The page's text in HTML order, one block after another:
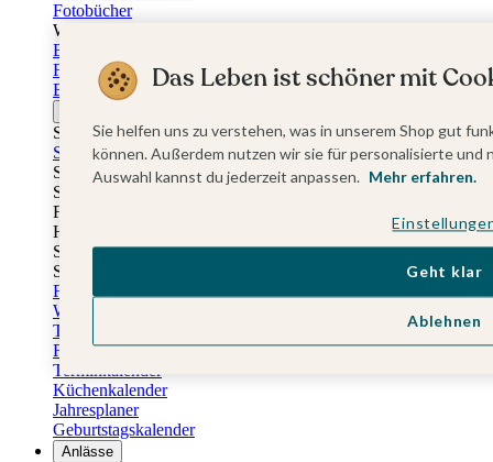
Fotobücher
Wandbilder & Poster
Bilderboxen
Fotohalter
Bilderrahmen
Stoffeinband mit Foto
Softcover mit Foto
Stoffeinband mit Veredelung
Softcover mit Veredelung
Fotobücher
Hardcover
Softcover
Stoffeinband
Fotokalender
Wandkalender
Tischkalender
Familienkalender
Terminkalender
Küchenkalender
Jahresplaner
Geburtstagskalender
Anlässe
Das Leben ist schöner mit
Sie helfen uns zu verstehen, was in unserem Shop gut
können. Außerdem nutzen wir sie für personalisierte
Auswahl kannst du jederzeit anpassen. Mehr erfahren.
Ablehnen
Geht klar